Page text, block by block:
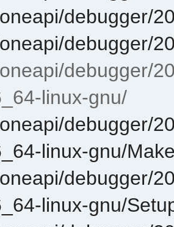
debugger/
debugger/
debugger/
linux-gnu/
debugger/
linux-gnu/
debugger/
linux-gnu/